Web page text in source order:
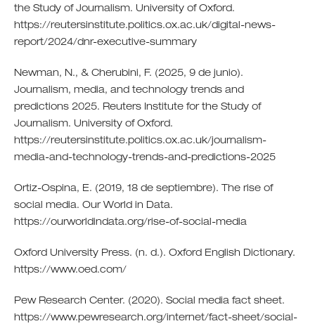
the Study of Journalism. University of Oxford.
https://reutersinstitute.politics.ox.ac.uk/digital-news-
report/2024/dnr-executive-summary
Newman, N., & Cherubini, F. (2025, 9 de junio).
Journalism, media, and technology trends and
predictions 2025. Reuters Institute for the Study of
Journalism. University of Oxford.
https://reutersinstitute.politics.ox.ac.uk/journalism-
media-and-technology-trends-and-predictions-2025
Ortiz-Ospina, E. (2019, 18 de septiembre). The rise of
social media. Our World in Data.
https://ourworldindata.org/rise-of-social-media
Oxford University Press. (n. d.). Oxford English Dictionary.
https://www.oed.com/
Pew Research Center. (2020). Social media fact sheet.
https://www.pewresearch.org/internet/fact-sheet/social-